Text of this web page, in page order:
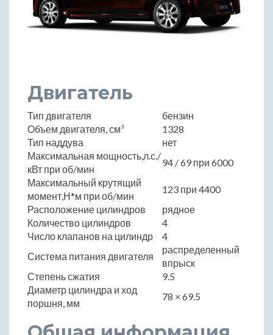
Двигатель
Тип двигателя
бензин
Объем двигателя, см³
1328
Тип наддува
нет
Максимальная мощность,л.с./
кВт при об/мин
94 / 69 при 6000
Максимальный крутящий
момент,Н*м при об/мин
123 при 4400
Расположение цилиндров
рядное
Количество цилиндров
4
Число клапанов на цилиндр
4
Система питания двигателя
распределенный
впрыск
Степень сжатия
9.5
Диаметр цилиндра и ход
поршня, мм
78 × 69.5